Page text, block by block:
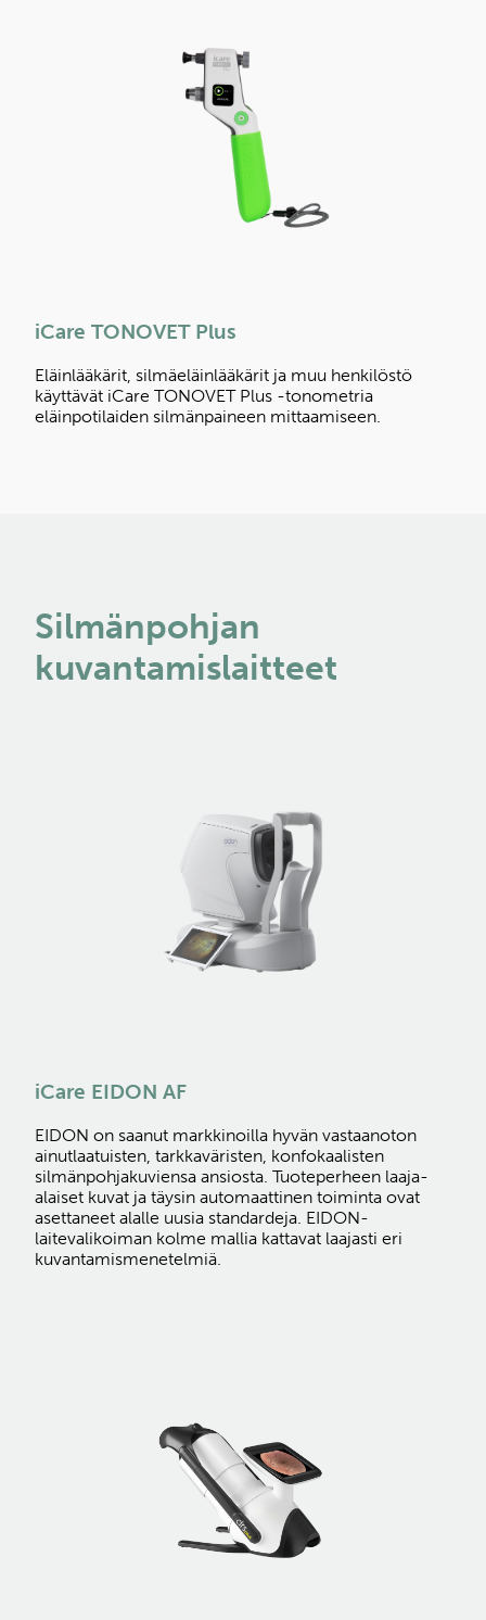
iCare TONOVET Plus
Eläinlääkärit, silmäeläinlääkärit ja muu henkilöstö
käyttävät iCare TONOVET Plus -tonometria
eläinpotilaiden silmänpaineen mittaamiseen.
Silmänpohjan
kuvantamislaitteet
iCare EIDON AF
EIDON on saanut markkinoilla hyvän vastaanoton
ainutlaatuisten, tarkkaväristen, konfokaalisten
silmänpohjakuviensa ansiosta. Tuoteperheen laaja-
alaiset kuvat ja täysin automaattinen toiminta ovat
asettaneet alalle uusia standardeja. EIDON-
laitevalikoiman kolme mallia kattavat laajasti eri
kuvantamismenetelmiä.